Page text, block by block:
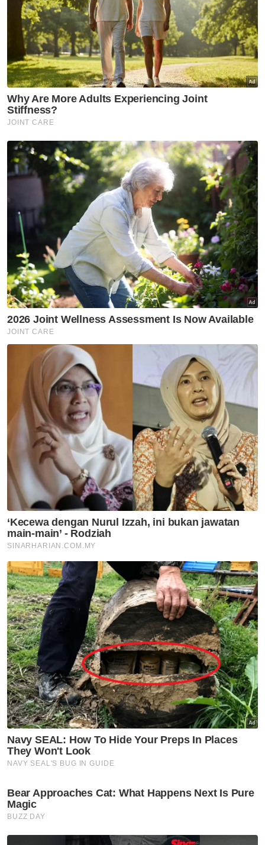
Muat turun aplikasi Sinar Harian. Klik di sini!
Mahkamah
Miera Liyana
Penipuan
Bursa Malaysia
Artikel Disyorkan
Kronologi kes Ismahalil
Semasa
Suasana sebak sambut
ketibaan jenazah Koperal Teck
Siong
Semasa
Maut renjatan elektrik:
Jenazah tiga anggota polis
diterbangkan pulang ke
kampung halaman
Bapa ditahan bantu siasatan
dakwaan dera, gangguan